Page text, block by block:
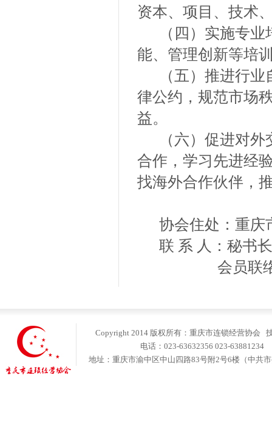
资本、项目、技术
（四）实施专业
能、管理创新等培
（五）推进行业
律公约，规范市场
益。
（六）促进对外
合作，学习先进经
找海外合作伙伴，
协会住处：重庆
联 系 人：秘书长
会员联络部黄
Copyright 2014 版权所有：重庆市连锁经营协会
电话：023-63632356 023-63881234
地址：重庆市渝中区中山四路83号附2号6楼（中共